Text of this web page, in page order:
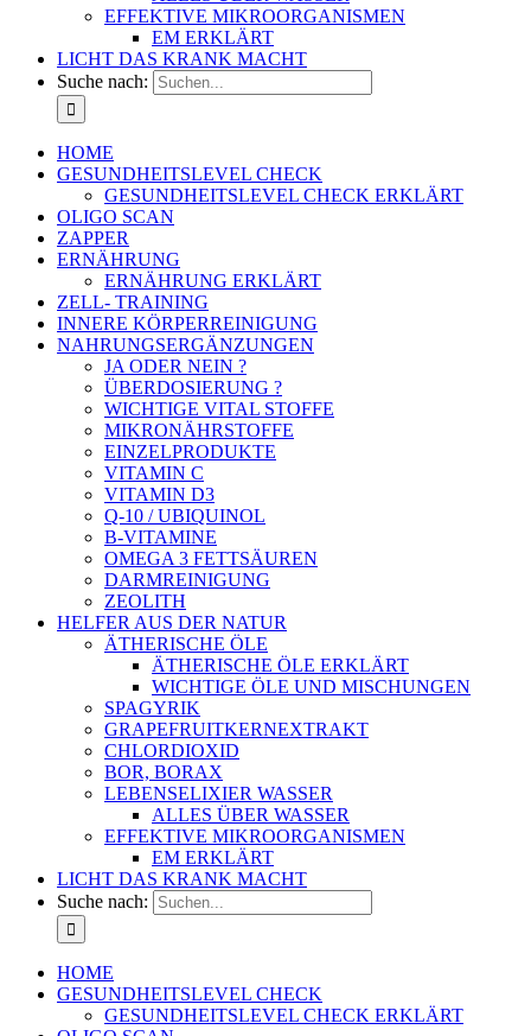
EFFEKTIVE MIKROORGANISMEN
EM ERKLÄRT
LICHT DAS KRANK MACHT
Suche nach:
HOME
GESUNDHEITSLEVEL CHECK
GESUNDHEITSLEVEL CHECK ERKLÄRT
OLIGO SCAN
ZAPPER
ERNÄHRUNG
ERNÄHRUNG ERKLÄRT
ZELL- TRAINING
INNERE KÖRPERREINIGUNG
NAHRUNGSERGÄNZUNGEN
JA ODER NEIN ?
ÜBERDOSIERUNG ?
WICHTIGE VITAL STOFFE
MIKRONÄHRSTOFFE
EINZELPRODUKTE
VITAMIN C
VITAMIN D3
Q-10 / UBIQUINOL
B-VITAMINE
OMEGA 3 FETTSÄUREN
DARMREINIGUNG
ZEOLITH
HELFER AUS DER NATUR
ÄTHERISCHE ÖLE
ÄTHERISCHE ÖLE ERKLÄRT
WICHTIGE ÖLE UND MISCHUNGEN
SPAGYRIK
GRAPEFRUITKERNEXTRAKT
CHLORDIOXID
BOR, BORAX
LEBENSELIXIER WASSER
ALLES ÜBER WASSER
EFFEKTIVE MIKROORGANISMEN
EM ERKLÄRT
LICHT DAS KRANK MACHT
Suche nach:
HOME
GESUNDHEITSLEVEL CHECK
GESUNDHEITSLEVEL CHECK ERKLÄRT